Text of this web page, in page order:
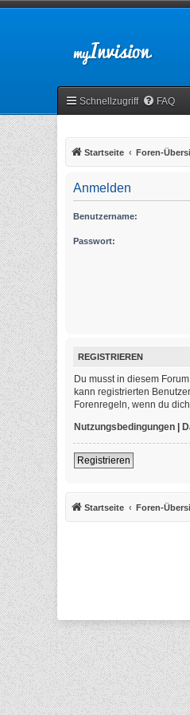
Schnellzugriff FAQ
Startseite Foren-
Anmelden
Benutzername:
Passwort:
REGISTRIEREN
Du musst in diesem
kann registrierten
Forenregeln, wenn du
Nutzungsbedingungen |
Registrieren
Startseite Foren-